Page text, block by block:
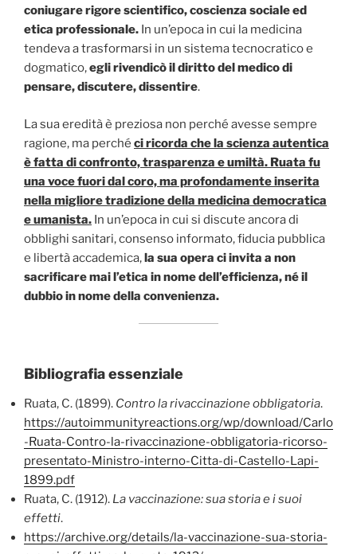
coniugare rigore scientifico, coscienza sociale ed
etica professionale. In un’epoca in cui la medicina
tendeva a trasformarsi in un sistema tecnocratico e
dogmatico,egli rivendicò il diritto del medico di
pensare, discutere, dissentire.
La sua eredità è preziosa non perché avesse sempre
ragione, ma perché ci ricorda che la scienza autentica
è fatta di confronto, trasparenza e umiltà. Ruata fu
una voce fuori dal coro, ma profondamente inserita
nella migliore tradizione della medicina democratica
e umanista. In un’epoca in cui si discute ancora di
obblighi sanitari, consenso informato, fiducia pubblica
e libertà accademica,la sua opera ci invita a non
sacrificare mai l’etica in nome dell’efficienza, né il
dubbio in nome della convenienza.
Bibliografia essenziale
Ruata, C. (1899). Contro la rivaccinazione obbligatoria.
https://autoimmunityreactions.org/wp/download/Carlo
-Ruata-Contro-la-rivaccinazione-obbligatoria-ricorso-
presentato-Ministro-interno-Citta-di-Castello-Lapi-
1899.pdf
Ruata, C. (1912). La vaccinazione: sua storia e i suoi
effetti.
https://archive.org/details/la-vaccinazione-sua-storia-